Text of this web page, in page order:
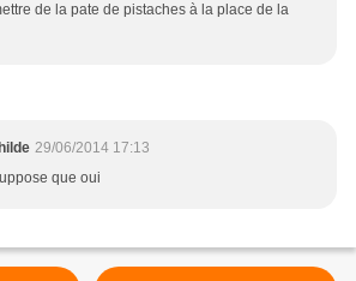
de la pate de pistaches à la place de la
29/06/2014 17:13
que oui